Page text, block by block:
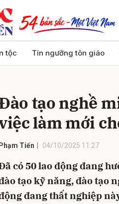
tộc Tín ngưỡng tôn giáo
tạo nghề
làm mới
Phạm Tiến 04/10/2025 11:27
có 50 lao động đang
tạo kỹ năng, đào tạo
đang thất nghiệp
Gửi